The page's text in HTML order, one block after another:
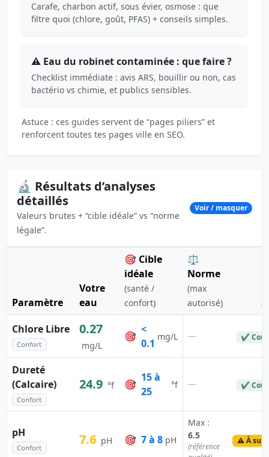
Carafe, charbon actif, sous évier, osmose : que
filtre quoi (chlore, goût, PFAS) + conseils simples.
⚠️ Eau du robinet contaminée : que faire ?
Checklist immédiate : avis ARS, bouillir ou non, cas
bactério vs chimie, et publics sensibles.
Astuce : ces guides servent de “pages piliers” et
renforcent toutes tes pages ville en SEO.
🔬 Résultats d’analyses
détaillés
Valeurs brutes + “cible idéale” vs “norme
légale”.
Voir / masquer
Paramètre
Votre
eau
🎯 Cible
idéale
(santé /
confort)
⚖️
Norme
(max
autorisé)
Chlore Libre
Confort
0.27
mg/L
🎯
<
0.1
mg/L — ✔
Dureté
(Calcaire)
Confort
24.9 °f 🎯
15 à
25
°f — ✔
pH
Confort
7.6 pH 🎯 7 à 8 pH
Max :
6.5
(référence
⚠️ À